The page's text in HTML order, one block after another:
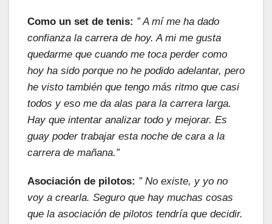
Como un set de tenis: ” A mí me ha dado
confianza la carrera de hoy. A mi me gusta
quedarme que cuando me toca perder como
hoy ha sido porque no he podido adelantar, pero
he visto también que tengo más ritmo que casi
todos y eso me da alas para la carrera larga.
Hay que intentar analizar todo y mejorar. Es
guay poder trabajar esta noche de cara a la
carrera de mañana.”
Asociación de pilotos: ” No existe, y yo no
voy a crearla. Seguro que hay muchas cosas
que la asociación de pilotos tendría que decidir.